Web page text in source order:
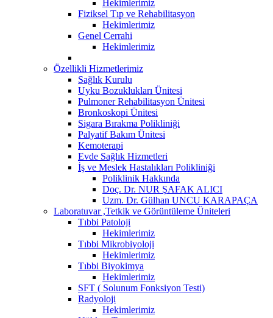
Hekimlerimiz
Fiziksel Tıp ve Rehabilitasyon
Hekimlerimiz
Genel Cerrahi
Hekimlerimiz
Özellikli Hizmetlerimiz
Sağlık Kurulu
Uyku Bozuklukları Ünitesi
Pulmoner Rehabilitasyon Ünitesi
Bronkoskopi Ünitesi
Sigara Bırakma Polikliniği
Palyatif Bakım Ünitesi
Kemoterapi
Evde Sağlık Hizmetleri
İş ve Meslek Hastalıkları Polikliniği
Poliklinik Hakkında
Doç. Dr. NUR ŞAFAK ALICI
Uzm. Dr. Gülhan UNCU KARAPAÇA
Laboratuvar ,Tetkik ve Görüntüleme Üniteleri
Tıbbi Patoloji
Hekimlerimiz
Tıbbi Mikrobiyoloji
Hekimlerimiz
Tıbbi Biyokimya
Hekimlerimiz
SFT ( Solunum Fonksiyon Testi)
Radyoloji
Hekimlerimiz